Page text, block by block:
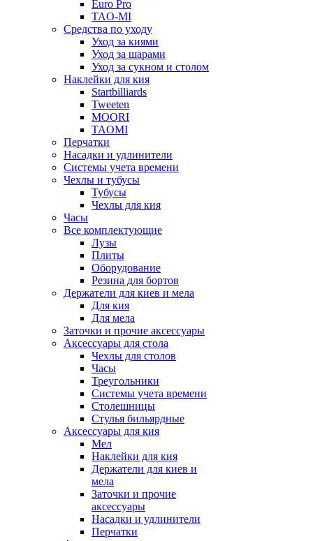
Euro Pro
TAO-MI
Средства по уходу
Уход за киями
Уход за шарами
Уход за сукном и столом
Наклейки для кия
Startbilliards
Tweeten
MOORI
TAOMI
Перчатки
Насадки и удлинители
Системы учета времени
Чехлы и тубусы
Тубусы
Чехлы для кия
Часы
Все комплектующие
Лузы
Плиты
Оборудование
Резина для бортов
Держатели для киев и мела
Для кия
Для мела
Заточки и прочие аксессуары
Аксессуары для стола
Чехлы для столов
Часы
Треугольники
Системы учета времени
Столешницы
Стулья бильярдные
Аксессуары для кия
Мел
Наклейки для кия
Держатели для киев и
мела
Заточки и прочие
аксессуары
Насадки и удлинители
Перчатки